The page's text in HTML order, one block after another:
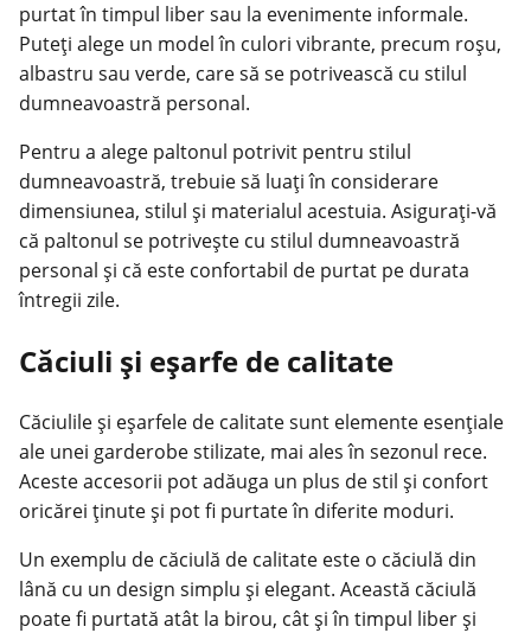
purtat în timpul liber sau la evenimente informale.
Puteți alege un model în culori vibrante, precum roșu,
albastru sau verde, care să se potrivească cu stilul
dumneavoastră personal.
Pentru a alege paltonul potrivit pentru stilul
dumneavoastră, trebuie să luați în considerare
dimensiunea, stilul și materialul acestuia. Asigurați-vă
că paltonul se potrivește cu stilul dumneavoastră
personal și că este confortabil de purtat pe durata
întregii zile.
Căciuli și eșarfe de calitate
Căciulile și eșarfele de calitate sunt elemente esențiale
ale unei garderobe stilizate, mai ales în sezonul rece.
Aceste accesorii pot adăuga un plus de stil și confort
oricărei ținute și pot fi purtate în diferite moduri.
Un exemplu de căciulă de calitate este o căciulă din
lână cu un design simplu și elegant. Această căciulă
poate fi purtată atât la birou, cât și în timpul liber și